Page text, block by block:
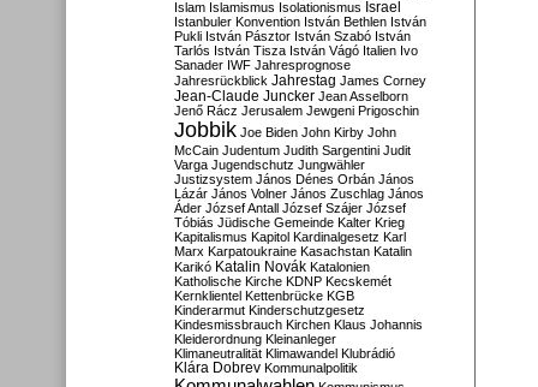
Islam Islamismus Isolationismus Israel
Istanbuler Konvention István Bethlen István
Pukli István Pásztor István Szabó István
Tarlós István Tisza István Vágó Italien Ivo
Sanader IWF Jahresprognose
Jahresrückblick Jahrestag James Corney
Jean-Claude Juncker Jean Asselborn
Jenő Rácz Jerusalem Jewgeni Prigoschin
Jobbik Joe Biden John Kirby John
McCain Judentum Judith Sargentini Judit
Varga Jugendschutz Jungwähler
Justizsystem János Dénes Orbán János
Lázár János Volner János Zuschlag János
Áder József Antall József Szájer József
Tóbiás Jüdische Gemeinde Kalter Krieg
Kapitalismus Kapitol Kardinalgesetz Karl
Marx Karpatoukraine Kasachstan Katalin
Karikó Katalin Novák Katalonien
Katholische Kirche KDNP Kecskemét
Kernklientel Kettenbrücke KGB
Kinderarmut Kinderschutzgesetz
Kindesmissbrauch Kirchen Klaus Johannis
Kleiderordnung Kleinanleger
Klimaneutralität Klimawandel Klubrádió
Klára Dobrev Kommunalpolitik